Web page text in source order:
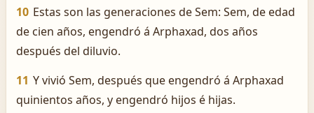
10 Estas son las generaciones de Sem: Sem, de edad
de cien años, engendró á Arphaxad, dos años
después del diluvio.
11 Y vivió Sem, después que engendró á Arphaxad
quinientos años, y engendró hijos é hijas.